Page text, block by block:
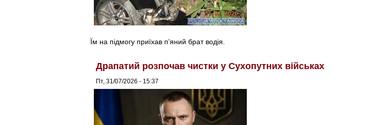
Їм на підмогу приїхав п’яний брат водія.
Драпатий розпочав чистки у Сухопутних військах
Пт, 31/07/2026 - 15:37